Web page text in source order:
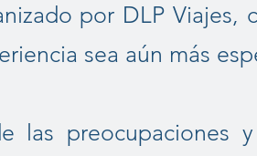
por DLP Viajes,
sea aún más
las preocupaciones